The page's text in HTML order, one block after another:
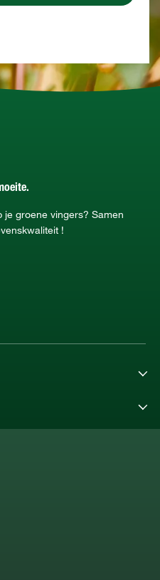
groene vingers? Samen
!